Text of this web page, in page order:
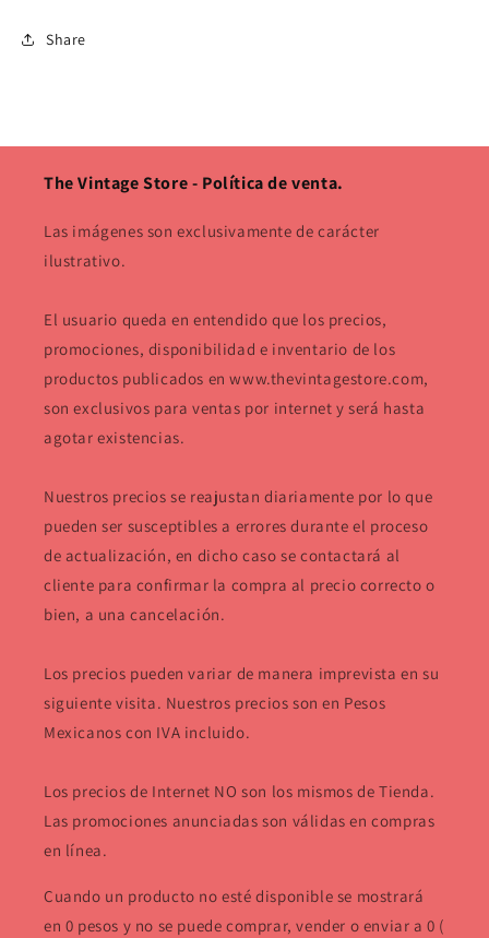
Share
The Vintage Store - Política de venta.
Las imágenes son exclusivamente de carácter
ilustrativo.
El usuario queda en entendido que los precios,
promociones, disponibilidad e inventario de los
productos publicados en www.thevintagestore.com,
son exclusivos para ventas por internet y será hasta
agotar existencias.
Nuestros precios se reajustan diariamente por lo que
pueden ser susceptibles a errores durante el proceso
de actualización, en dicho caso se contactará al
cliente para confirmar la compra al precio correcto o
bien, a una cancelación.
Los precios pueden variar de manera imprevista en su
siguiente visita. Nuestros precios son en Pesos
Mexicanos con IVA incluido.
Los precios de Internet NO son los mismos de Tienda.
Las promociones anunciadas son válidas en compras
en línea.
Cuando un producto no esté disponible se mostrará
en 0 pesos y no se puede comprar, vender o enviar a 0 (